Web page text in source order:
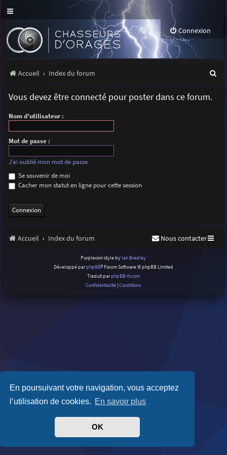
En poursuivant votre navigation, vous acceptez
l’utilisation de cookies. En savoir plus
OK
Connexion
Accueil Index du forum
Vous devez être connecté pour poster dans ce forum.
Nom d’utilisateur :
Mot de passe :
J’ai oublié mon mot de passe
Se souvenir de moi
Cacher mon statut en ligne pour cette session
Accueil Index du forum Nous contacter
Purplexion style by Ian Bradley
Développé parphpBB® Forum Software © phpBB Limited
Traduit parphpBB-fr.com
Confidentialité |Conditions